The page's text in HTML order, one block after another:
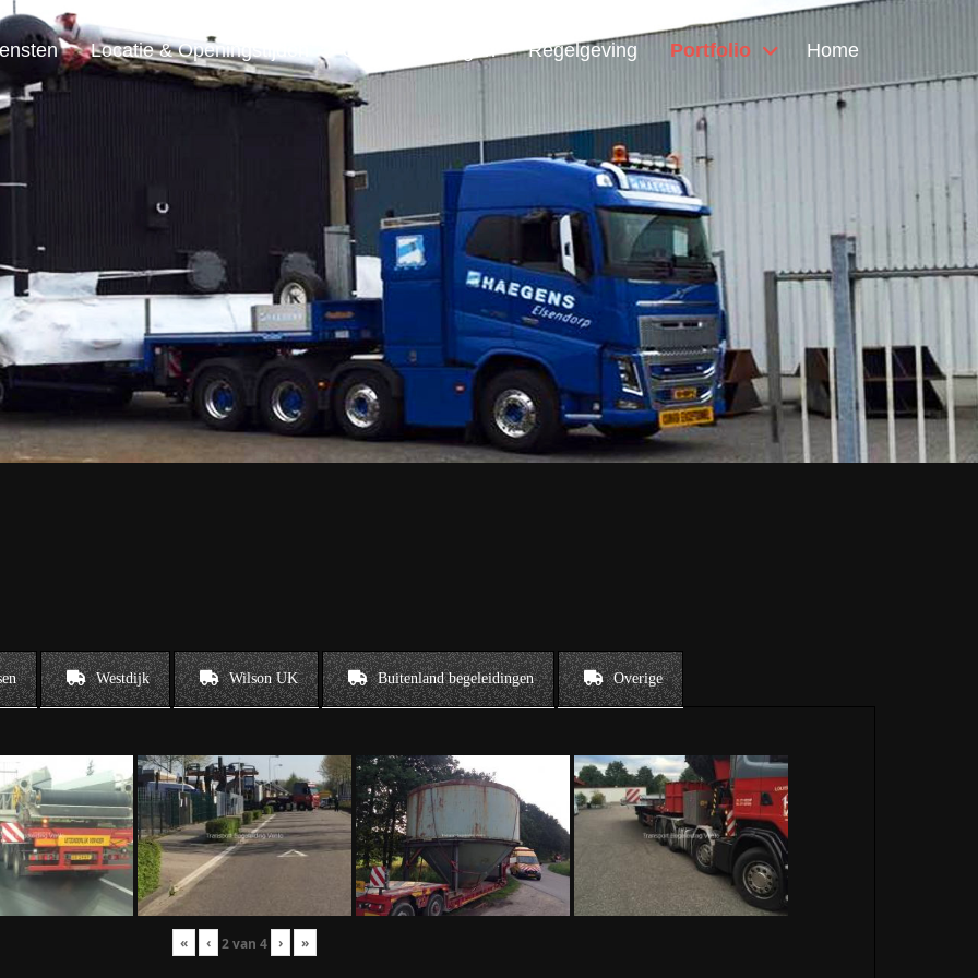
Locatie & Openingstijden Contact & Vragen Regelgeving Portfolio Home
Westdijk Wilson UK Buitenland begeleidingen Overige
« ‹ 2van 4 › »